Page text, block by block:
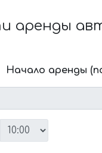
аренды
Начало аренды